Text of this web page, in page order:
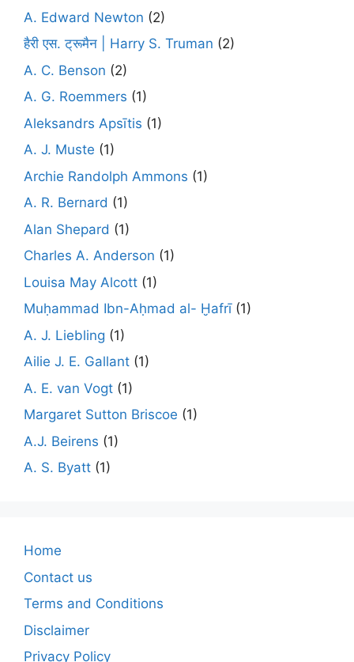
A. Edward Newton (2)
हैरी एस. ट्रूमैन | Harry S. Truman (2)
A. C. Benson (2)
A. G. Roemmers (1)
Aleksandrs Apsītis (1)
A. J. Muste (1)
Archie Randolph Ammons (1)
A. R. Bernard (1)
Alan Shepard (1)
Charles A. Anderson (1)
Louisa May Alcott (1)
Muḥammad Ibn-Aḥmad al- Ḫafrī(1)
A. J. Liebling (1)
Ailie J. E. Gallant (1)
A. E. van Vogt (1)
Margaret Sutton Briscoe (1)
A.J. Beirens (1)
A. S. Byatt (1)
Home
Contact us
Terms and Conditions
Disclaimer
Privacy Policy